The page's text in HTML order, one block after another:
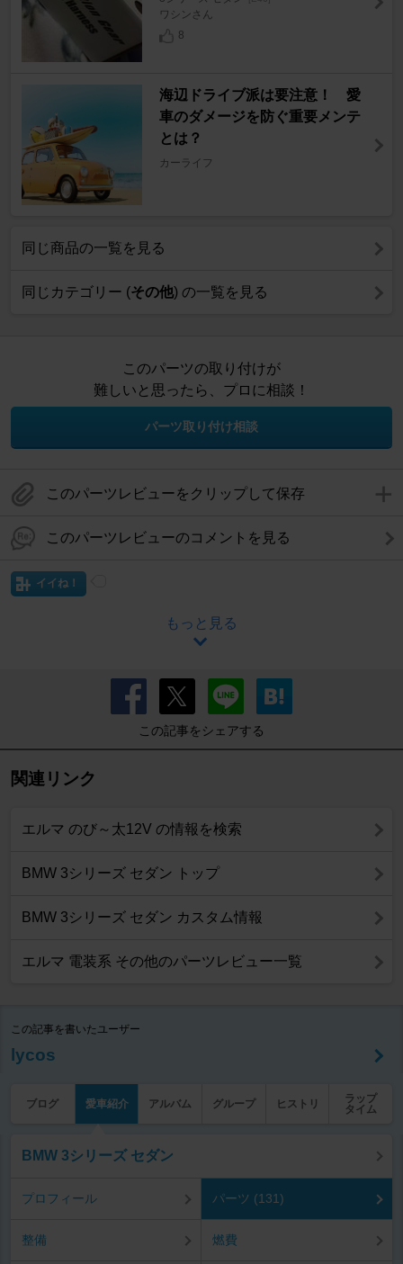
ワシンさん
8
海辺ドライブ派は要注意！ 愛
車のダメージを防ぐ重要メンテ
とは？
カーライフ
同じ商品の一覧を見る
同じカテゴリー (その他) の一覧を見る
このパーツの取り付けが
難しいと思ったら、プロに相談！
パーツ取り付け相談
このパーツレビューをクリップして保存
このパーツレビューのコメントを見る
イイね！
もっと見る
この記事をシェアする
関連リンク
エルマ のび～太12V の情報を検索
BMW 3シリーズ セダン トップ
BMW 3シリーズ セダン カスタム情報
エルマ 電装系 その他のパーツレビュー一覧
この記事を書いたユーザー
lycos
ブログ 愛車紹介 アルバム グループ ヒストリ
ラップ
タイム
BMW 3シリーズ セダン
プロフィール パーツ (131)
整備 燃費